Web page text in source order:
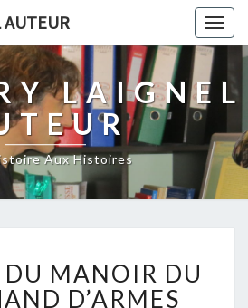
AUTEUR
LAIGNEL
Aux Histoires
DU
MANOIR
MANOIR DU
D’ARMES